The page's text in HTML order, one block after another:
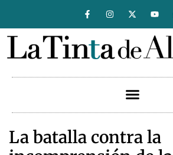
La batalla contra la